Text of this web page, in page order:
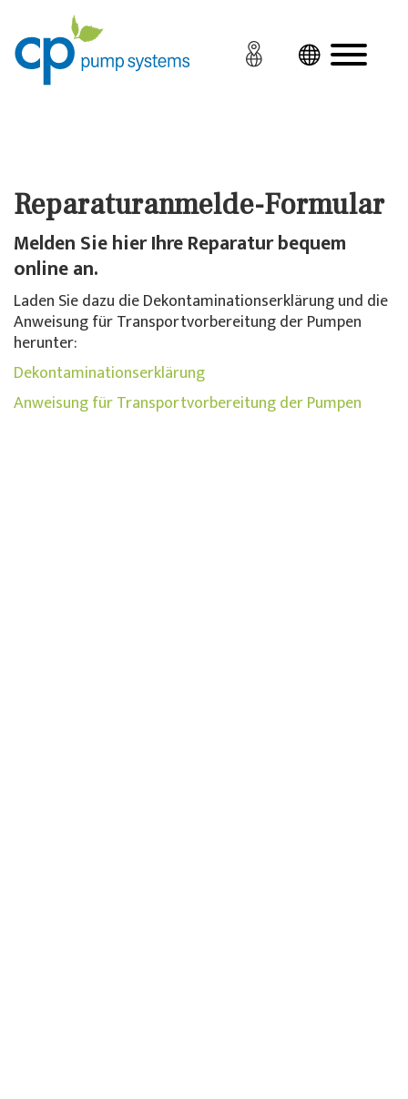
Reparaturanmelde-Formular
Melden Sie hier Ihre Reparatur bequem
online an.
Laden Sie dazu die Dekontaminationserklärung und die
Anweisung für Transportvorbereitung der Pumpen
herunter:
Dekontaminationserklärung
Anweisung für Transportvorbereitung der Pumpen